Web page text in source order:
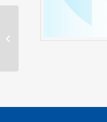
VOLVO S80 LIM 98- SET
VON 25 SEITENCLIPS